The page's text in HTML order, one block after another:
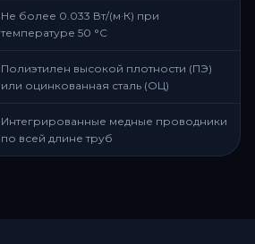
Не более 0.033 Вт/(м·К) при
температуре 50 °C
Полиэтилен высокой плотности (ПЭ)
или оцинкованная сталь (ОЦ)
Интегрированные медные проводники
по всей длине труб